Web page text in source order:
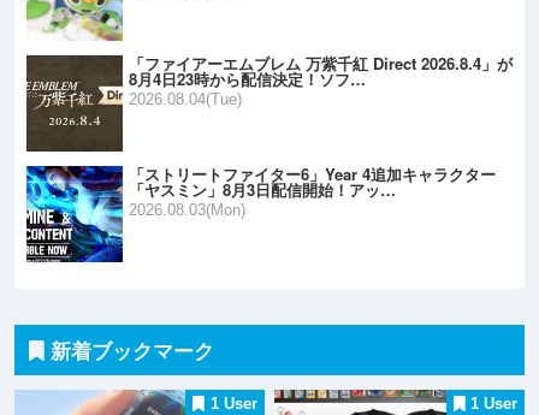
「ファイアーエムブレム 万紫千紅 Direct 2026.8.4」が
8月4日23時から配信決定！ソフ…
2026.08.04(Tue)
「ストリートファイター6」Year 4追加キャラクター
「ヤスミン」8月3日配信開始！アッ…
2026.08.03(Mon)
新着ブックマーク
1 User 1 User